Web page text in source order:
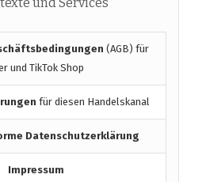
(AGB) für
und TikTok Shop
für diesen Handelskanal
Datenschutzerklärung
Impressum